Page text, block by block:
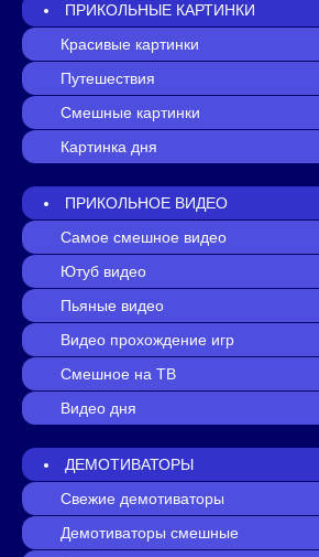
ПРИКОЛЬНЫЕ КАРТИНКИ
Красивые картинки
Путешествия
Смешные картинки
Картинка дня
ПРИКОЛЬНОЕ ВИДЕО
Самое смешное видео
Ютуб видео
Пьяные видео
Видео прохождение игр
Смешное на ТВ
Видео дня
ДЕМОТИВАТОРЫ
Свежие демотиваторы
Демотиваторы смешные